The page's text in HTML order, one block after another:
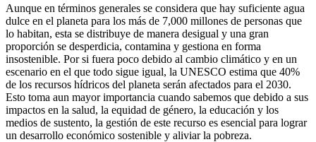
Aunque en términos generales se considera que hay suficiente agua
dulce en el planeta para los más de 7,000 millones de personas que
lo habitan, esta se distribuye de manera desigual y una gran
proporción se desperdicia, contamina y gestiona en forma
insostenible. Por si fuera poco debido al cambio climático y en un
escenario en el que todo sigue igual, la UNESCO estima que 40%
de los recursos hídricos del planeta serán afectados para el 2030.
Esto toma aun mayor importancia cuando sabemos que debido a sus
impactos en la salud, la equidad de género, la educación y los
medios de sustento, la gestión de este recurso es esencial para lograr
un desarrollo económico sostenible y aliviar la pobreza.